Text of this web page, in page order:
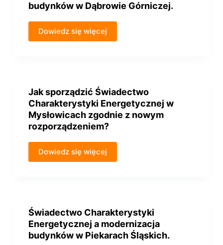
budynków w Dąbrowie Górniczej.
Dowiedz się więcej
Jak sporządzić Świadectwo
Charakterystyki Energetycznej w
Mysłowicach zgodnie z nowym
rozporządzeniem?
Dowiedz się więcej
Świadectwo Charakterystyki
Energetycznej a modernizacja
budynków w Piekarach Śląskich.